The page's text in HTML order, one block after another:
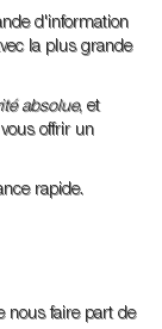
d'information
la plus grande
absolue, et
offrir un
rapide.
nous faire part de